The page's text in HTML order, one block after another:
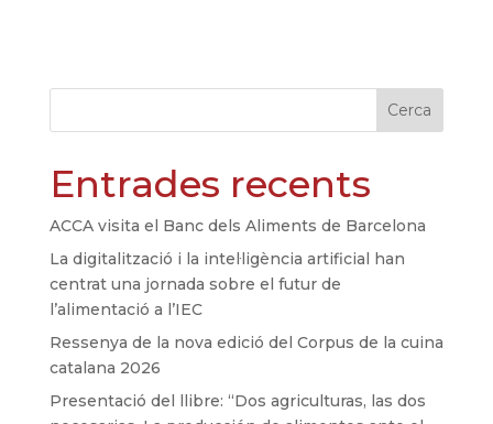
Cerca
Entrades recents
ACCA visita el Banc dels Aliments de Barcelona
La digitalització i la intel·ligència artificial han
centrat una jornada sobre el futur de
l’alimentació a l’IEC
Ressenya de la nova edició del Corpus de la cuina
catalana 2026
Presentació del llibre: “Dos agriculturas, las dos